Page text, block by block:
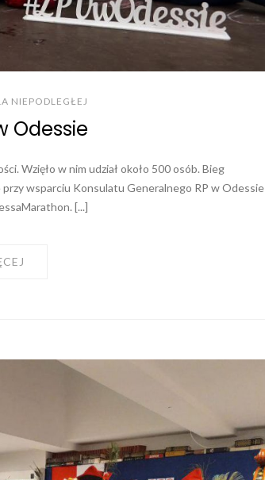
NIEPODLEGŁEJ
Odessie
Wzięło w nim udział około 500 osób. Bieg
przy wsparciu Konsulatu Generalnego RP w Odessie
[...]